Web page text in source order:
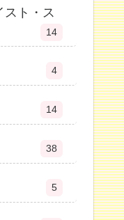
スト・ス
14
4
14
38
5